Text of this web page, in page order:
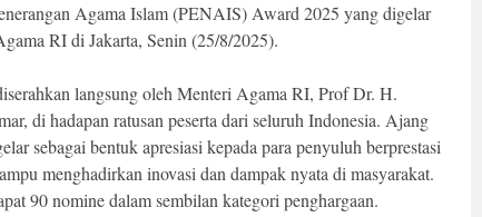
Agama Islam (PENAIS) Award 2025 yang digelar
RI di Jakarta, Senin (25/8/2025).
langsung oleh Menteri Agama RI, Prof Dr. H.
di hadapan ratusan peserta dari seluruh Indonesia. Ajang
sebagai bentuk apresiasi kepada para penyuluh berprestasi
menghadirkan inovasi dan dampak nyata di masyarakat.
90 nomine dalam sembilan kategori penghargaan.